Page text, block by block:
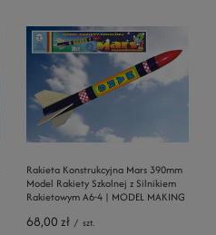
Rakieta Konstrukcyjna Mars 390mm
Model Rakiety Szkolnej z Silnikiem
Rakietowym A6-4 | MODEL MAKING
68,00 zł / szt.